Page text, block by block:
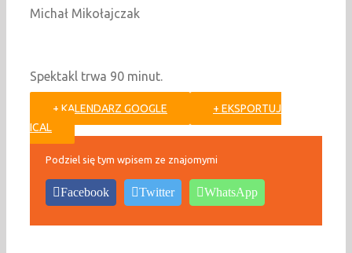
Michał Mikołajczak
Spektakl trwa 90 minut.
+ KALENDARZ GOOGLE
+ EKSPORTUJ
ICAL
Podziel się tym wpisem ze znajomymi
Facebook Twitter WhatsApp